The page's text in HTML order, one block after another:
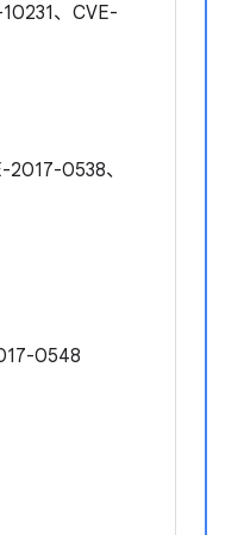
、CVE-
0538、
0548